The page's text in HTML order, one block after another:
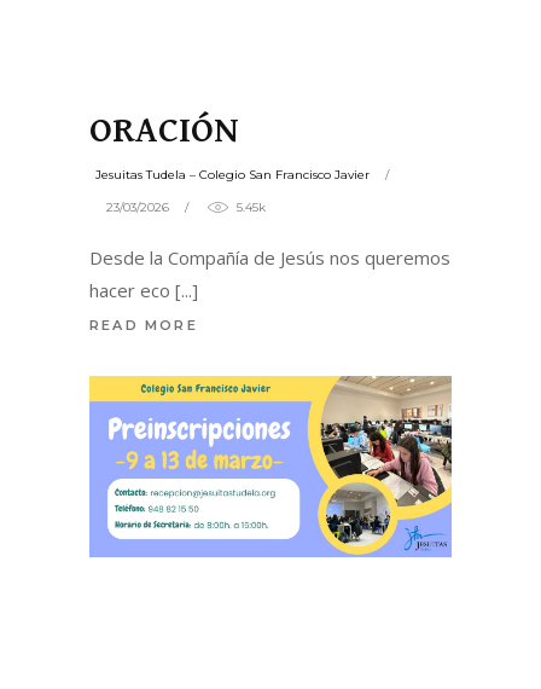
ORACIÓN
Jesuitas Tudela – Colegio San Francisco Javier
23/03/2026 5.45k
Desde la Compañía de Jesús nos queremos
hacer eco
READ MORE